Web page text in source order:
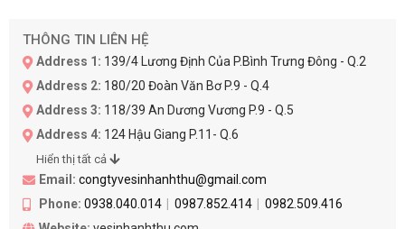
THÔNG TIN LIÊN HỆ
Address 1: 139/4 Lương Định Của P.Bình Trưng Đông - Q.2
Address 2: 180/20 Đoàn Văn Bơ P.9 - Q.4
Address 3: 118/39 An Dương Vương P.9 - Q.5
Address 4: 124 Hậu Giang P.11- Q.6
Hiển thị tất cả
Email: congtyvesinhanhthu@gmail.com
Phone: 0938.040.014 0987.852.414
0982.509.416